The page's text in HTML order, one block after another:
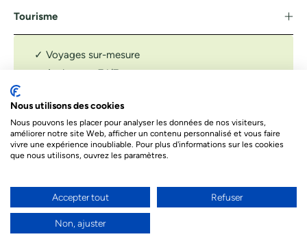
Tourisme
✓ Voyages sur-mesure
✓ Assistance 7J/7
DEMANDER UN DEVIS
Le prix indiqué ci-dessous est à titre informatif. Les prix
dépendent de différents facteurs. Le prix final de votre séjour
sera celui proposé par nos conseillers
Besoin d’un conseil par téléphone ?
Nos conseillers sont à votre écoute par téléphone
pour donner vie à votre projet de voyage et
Nous utilisons des cookies
Nous pouvons les placer pour analyser les données de nos visiteurs,
améliorer notre site Web, afficher un contenu personnalisé et vous faire
vivre une expérience inoubliable. Pour plus d'informations sur les cookies
que nous utilisons, ouvrez les paramètres.
Accepter tout Refuser
Non, ajuster